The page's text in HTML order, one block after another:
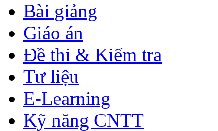
Bài giảng
Giáo án
Đề thi & Kiểm tra
Tư liệu
E-Learning
Kỹ năng CNTT